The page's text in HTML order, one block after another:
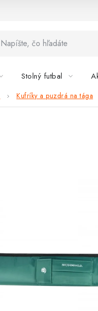
Stolný futbal
Kufríky a puzdrá na tága